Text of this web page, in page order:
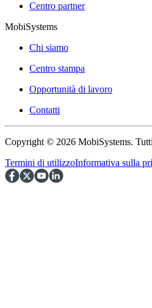
Centro partner
MobiSystems
Chi siamo
Centro stampa
Opportunità di lavoro
Contatti
Copyright © 2026 MobiSystems.
Termini di utilizzoInformativa sulla